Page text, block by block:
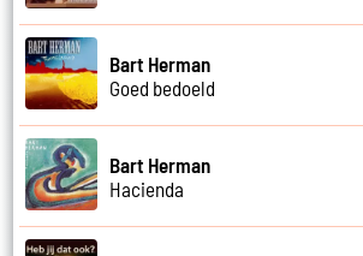
Bart Herman
Goed bedoeld
Bart Herman
Hacienda